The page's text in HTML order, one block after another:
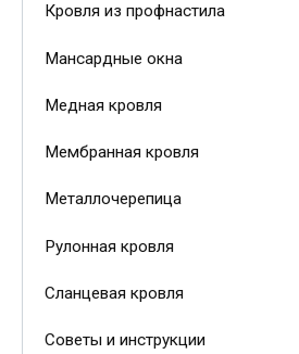
Кровля из профнастила
Мансардные окна
Медная кровля
Мембранная кровля
Металлочерепица
Рулонная кровля
Сланцевая кровля
Советы и инструкции